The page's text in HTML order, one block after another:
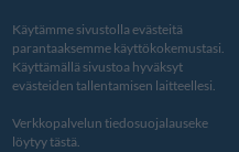
Käytämme sivustolla evästeitä
parantaaksemme käyttökokemustasi.
Käyttämällä sivustoa hyväksyt
evästeiden tallentamisen laitteellesi.
Verkkopalvelun tiedosuojalauseke
löytyy tästä.